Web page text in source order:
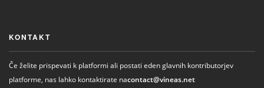
KONTAKT
Če želite prispevati k platformi ali postati eden glavnih kontributorjev
platforme, nas lahko kontaktirate nacontact@vineas.net